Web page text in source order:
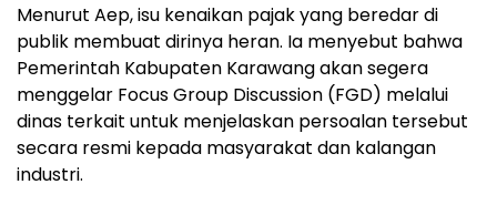
Menurut Aep, isu kenaikan pajak yang beredar di
publik membuat dirinya heran. Ia menyebut bahwa
Pemerintah Kabupaten Karawang akan segera
menggelar Focus Group Discussion (FGD) melalui
dinas terkait untuk menjelaskan persoalan tersebut
secara resmi kepada masyarakat dan kalangan
industri.